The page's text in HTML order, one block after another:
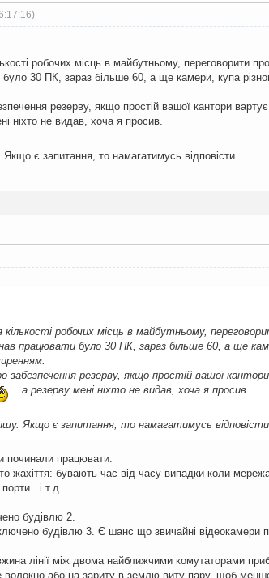
робочих місць в майбутньому, переговорити
30 ПК, зараз більше 60, а ще камери, купа
резерву, якщо простій вашої кантори
ніхто не видав, хоча я просив.
є запитання, то намагатимусь відповісти.
робочих місць в майбутньому,
працювати було 30 ПК, зараз більше 60, а ще
забезпечення резерву, якщо простій вашої
... а резерву мені ніхто не видав, хоча я просив.
Якщо є запитання, то намагатимусь відповісти.
починали працювати.
жахіття: бувають час від часу випадки коли
і т.д.
будівлю 2.
будівлю 3. Є шанс що звичайні відеокамери
лінії між двома найближчими комутаторами
або на зариту в землю виту пару, щоб